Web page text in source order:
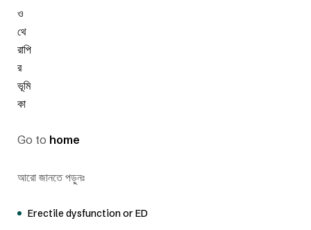
Go to home
আরো জানতে পড়ুনঃ
Erectile dysfunction or ED